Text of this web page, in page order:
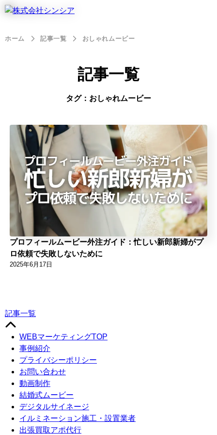
ホーム 記事一覧 おしゃれムービー
記事一覧
タグ：おしゃれムービー
プロフィールムービー外注ガイド：忙しい新郎新婦がプ
ロ依頼で失敗しないために
2025年6月17日
記事一覧
WEBマーケティングTOP
事例紹介
プライバシーポリシー
お問い合わせ
動画制作
結婚式ムービー
デジタルサイネージ
イルミネーション施工・設置業者
出張買取アポ代行